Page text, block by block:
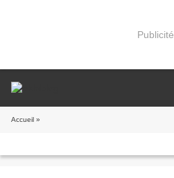
Publicité
Accueil »